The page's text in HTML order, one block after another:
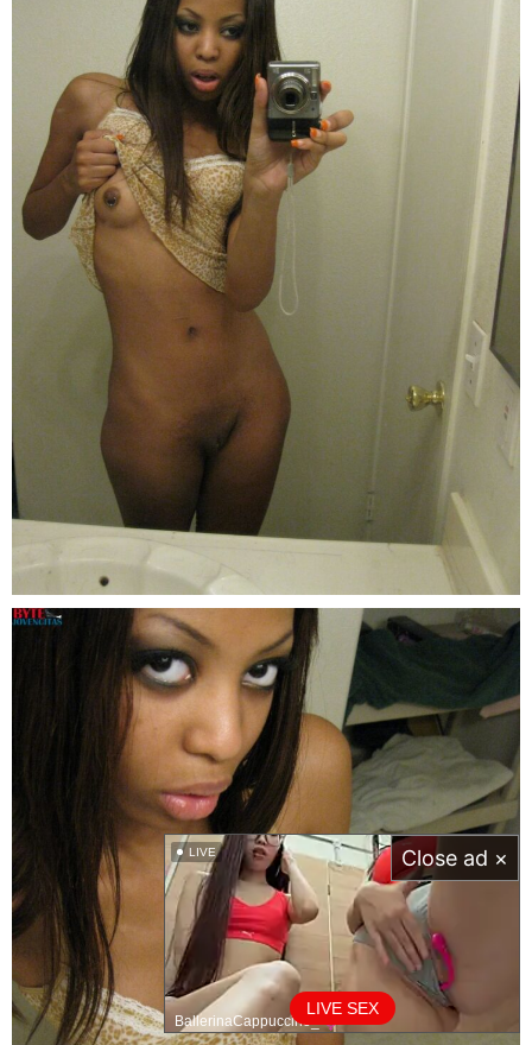
LIVE SEX
LIVE
BallerinaCappuccino_
Close ad ×